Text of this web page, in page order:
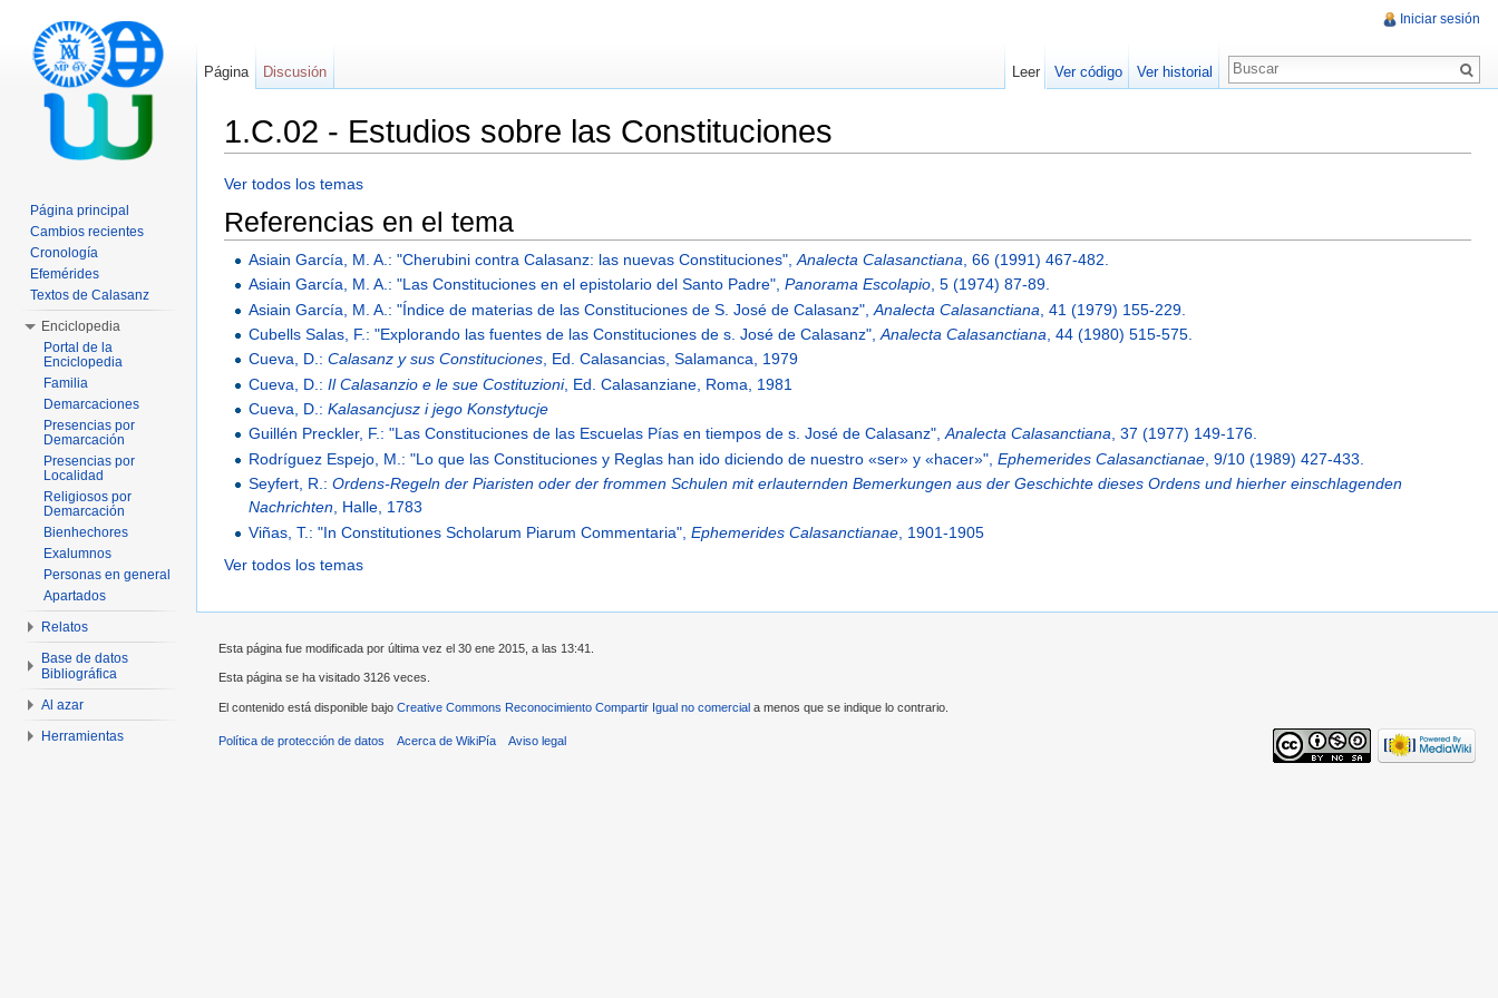
1.C.02 - Estudios sobre las Constituciones
Ver todos los temas
Referencias en el tema
Asiain García, M. A.: "Cherubini contra Calasanz: las nuevas Constituciones",Analecta Calasanctiana , 66 (1991) 467-482.
Asiain García, M. A.: "Las Constituciones en el epistolario del Santo Padre",Panorama Escolapio , 5 (1974) 87-89.
Asiain García, M. A.: "Índice de materias de las Constituciones de S. José de Calasanz",Analecta Calasanctiana , 41 (1979) 155-229.
Cubells Salas, F.: "Explorando las fuentes de las Constituciones de s. José de Calasanz",Analecta Calasanctiana , 44 (1980) 515-575.
Cueva, D.:Calasanz y sus Constituciones, Ed. Calasancias, Salamanca, 1979
Cueva, D.:Il Calasanzio e le sue Costituzioni, Ed. Calasanziane, Roma, 1981
Cueva, D.:Kalasancjusz i jego Konstytucje
Guillén Preckler, F.: "Las Constituciones de las Escuelas Pías en tiempos de s. José de Calasanz",Analecta Calasanctiana, 37 (1977) 149-176.
Rodríguez Espejo, M.: "Lo que las Constituciones y Reglas han ido diciendo de nuestro «ser» y «hacer»",Ephemerides Calasanctianae , 9/10 (1989) 427-433.
Seyfert, R.:Ordens-Regeln der Piaristen oder der frommen Schulen mit erlauternden Bemerkungen aus der Geschichte dieses Ordens und hierher einschlagenden
Nachrichten, Halle, 1783
Viñas, T.: "In Constitutiones Scholarum Piarum Commentaria",Ephemerides Calasanctianae , 1901-1905
Ver todos los temas
Iniciar sesión
Página Discusión Leer Ver código Ver historial
Página principal
Cambios recientes
Cronología
Efemérides
Textos de Calasanz
Enciclopedia
Portal de la
Enciclopedia
Familia
Demarcaciones
Presencias por
Demarcación
Presencias por
Localidad
Religiosos por
Demarcación
Bienhechores
Exalumnos
Personas en general
Apartados
Relatos
Base de datos
Bibliográfica
Al azar
Herramientas
Esta página fue modificada por última vez el 30 ene 2015, a las 13:41.
Esta página se ha visitado 3126 veces.
El contenido está disponible bajo Creative Commons Reconocimiento Compartir Igual no comercial a menos que se indique lo contrario.
Política de protección de datos Acerca de WikiPía Aviso legal